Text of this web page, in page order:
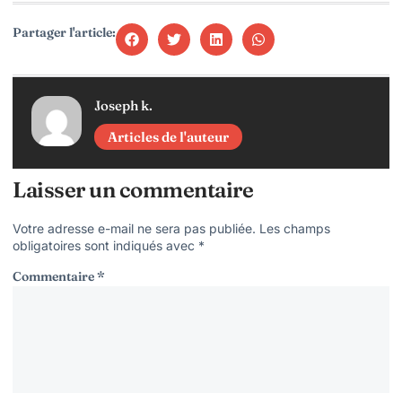
Partager l'article:
Joseph k.
Articles de l'auteur
Laisser un commentaire
Votre adresse e-mail ne sera pas publiée. Les champs
obligatoires sont indiqués avec *
Commentaire*